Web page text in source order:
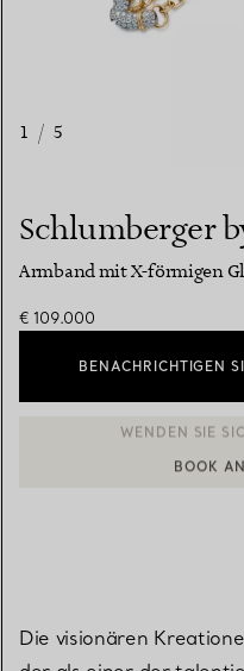
1 / 5
Schlumberger
Armband mit X-förmigen
€ 109.000
BENACHRICHTIGEN
EINEN
Die visionären